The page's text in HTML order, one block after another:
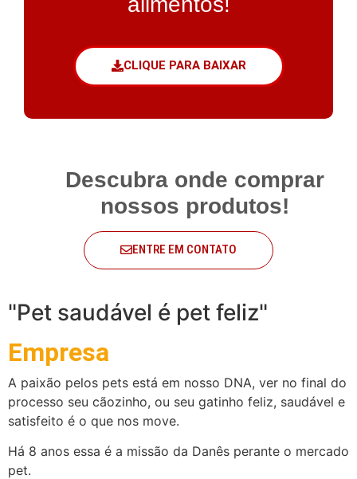
CLIQUE PARA BAIXAR
Descubra onde comprar
nossos produtos!
ENTRE EM CONTATO
"Pet saudável é pet feliz"
Empresa
A paixão pelos pets está em nosso DNA, ver no final do
processo seu cãozinho, ou seu gatinho feliz, saudável e
satisfeito é o que nos move.
Há 8 anos essa é a missão da Danês perante o mercado
pet.